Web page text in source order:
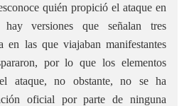
quién propició el ataque en
versiones que señalan tres
en las que viajaban manifestantes
por lo que los elementos
ataque, no obstante, no se ha
oficial por parte de ninguna